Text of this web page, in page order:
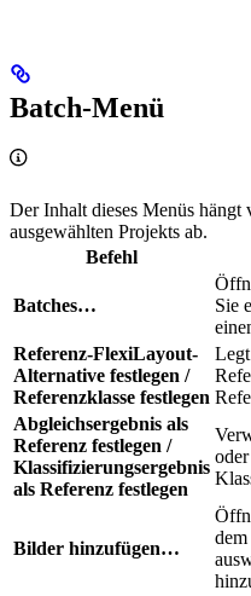
Batch-Menü
Der Inhalt dieses Menüs hängt
ausgewählten Projekts ab.
Befehl
Batches…
Sie
Referenz-FlexiLayout-
Alternative festlegen /
Referenzklasse festlegen
Abgleichsergebnis als
Referenz festlegen /
Klassifizierungsergebnis
als Referenz festlegen
Bilder hinzufügen…